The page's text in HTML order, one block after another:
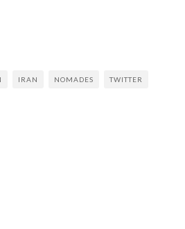
IRAN NOMADES TWITTER